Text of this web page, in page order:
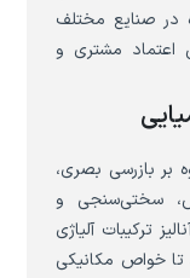
در صنایع مختلف
اعتماد مشتری و
بر بازرسی بصری،
سختی‌سنجی و
ترکیبات آلیاژی
خواص مکانیکی